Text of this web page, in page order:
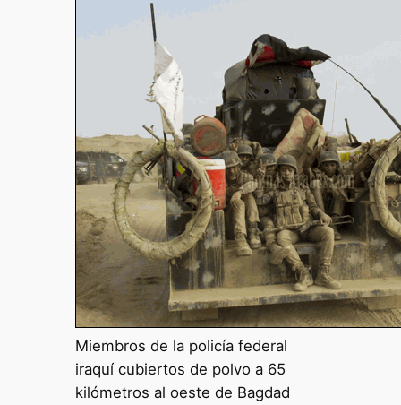
Miembros de la policía federal
iraquí cubiertos de polvo a 65
kilómetros al oeste de Bagdad